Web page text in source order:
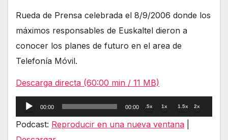
Rueda de Prensa celebrada el 8/9/2006 donde los
máximos responsables de Euskaltel dieron a
conocer los planes de futuro en el area de
Telefonía Móvil.
Descarga directa (60:00 min / 11 MB)
Reproductor
de
audio
00:00 00:00 .5x 1x 1.5x 2x
Podcast: Reproducir en una nueva ventana